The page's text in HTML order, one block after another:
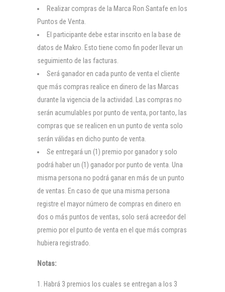
Realizar compras de la Marca Ron Santafe en los
Puntos de Venta.
El participante debe estar inscrito en la base de
datos de Makro. Esto tiene como fin poder llevar un
seguimiento de las facturas.
Será ganador en cada punto de venta el cliente
que más compras realice en dinero de las Marcas
durante la vigencia de la actividad. Las compras no
serán acumulables por punto de venta, por tanto, las
compras que se realicen en un punto de venta solo
serán válidas en dicho punto de venta.
Se entregará un (1) premio por ganador y solo
podrá haber un (1) ganador por punto de venta. Una
misma persona no podrá ganar en más de un punto
de ventas. En caso de que una misma persona
registre el mayor número de compras en dinero en
dos o más puntos de ventas, solo será acreedor del
premio por el punto de venta en el que más compras
hubiera registrado.
Notas:
Habrá 3 premios los cuales se entregan a los 3